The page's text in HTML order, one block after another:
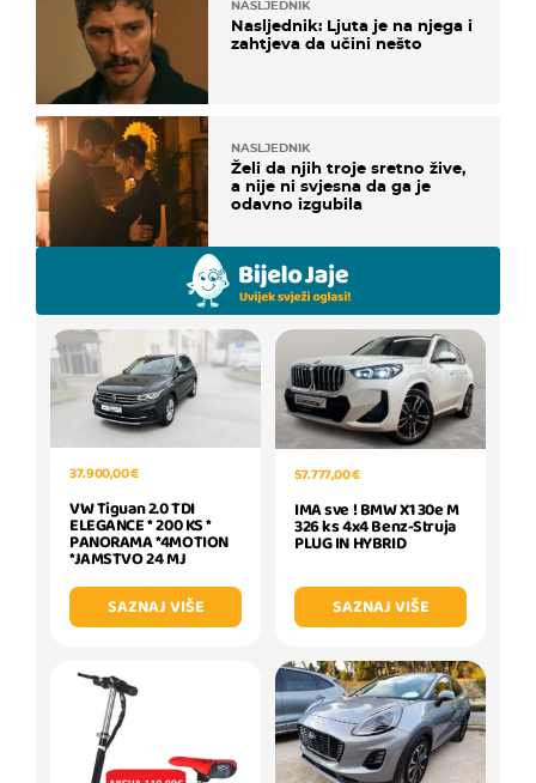
NASLJEDNIK
Nasljednik: Ljuta je na njega i
zahtjeva da učini nešto
NASLJEDNIK
Želi da njih troje sretno žive,
a nije ni svjesna da ga je
odavno izgubila
37.900,00 €
VW Tiguan 2.0 TDI
ELEGANCE * 200 KS *
PANORAMA *4MOTION
*JAMSTVO 24 MJ
SAZNAJ VIŠE
57.777,00 €
IMA sve ! BMW X1 30e M
326 ks 4x4 Benz-Struja
PLUG IN HYBRID
SAZNAJ VIŠE